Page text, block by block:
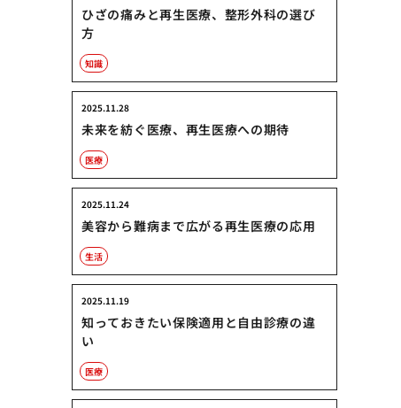
ひざの痛みと再生医療、整形外科の選び
方
知識
未来を紡ぐ医療、再生医療への期待
2025.11.28
医療
美容から難病まで広がる再生医療の応用
2025.11.24
生活
知っておきたい保険適用と自由診療の違
い
2025.11.19
医療